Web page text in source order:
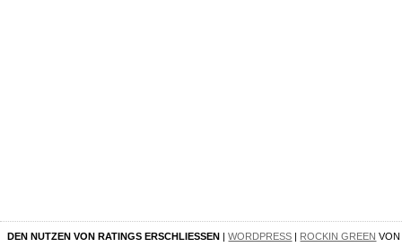
DEN NUTZEN VON RATINGS ERSCHLIESSEN |WORDPRESS | ROCKIN GREEN